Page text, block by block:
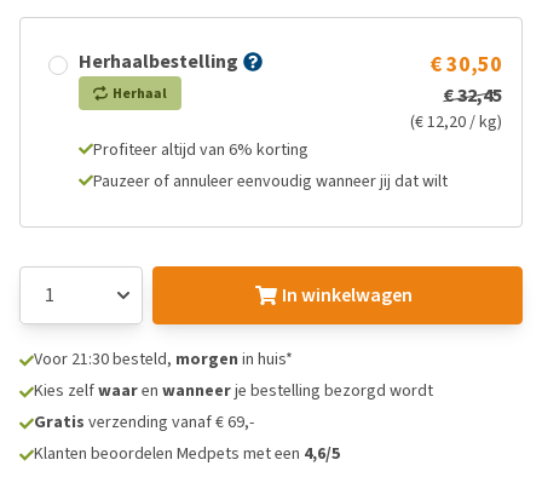
Herhaalbestelling
Herhaal
€ 30,50
€ 32,45
(€ 12,20 / kg)
Profiteer altijd van 6% korting
Pauzeer of annuleer eenvoudig wanneer jij dat wilt
In winkelwagen
Voor 21:30 besteld, morgen in huis*
Kies zelfwaaren wanneerje bestelling bezorgd wordt
Gratis verzending vanaf € 69,-
Klanten beoordelen Medpets met een 4,6/5